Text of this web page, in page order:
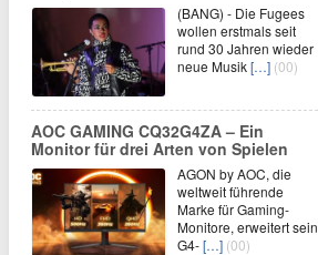
(BANG) - Die Fugees
wollen erstmals seit
rund 30 Jahren wieder
neue Musik[…] (00)
AOC GAMING CQ32G4ZA – Ein
Monitor für drei Arten von Spielen
AGON by AOC, die
weltweit führende
Marke für Gaming-
Monitore, erweitert sein
G4-[…] (00)